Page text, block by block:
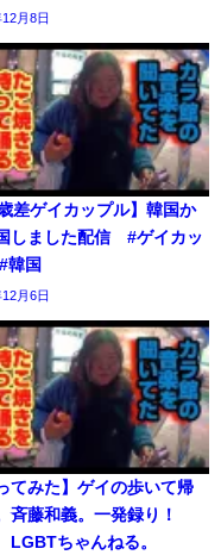
月8日
歳差ゲイカップル】韓国か
しました配信 #ゲイカッ
韓国
月6日
てみた】ゲイの歩いて帰
斉藤和義。一発録り！
ちゃんねる。